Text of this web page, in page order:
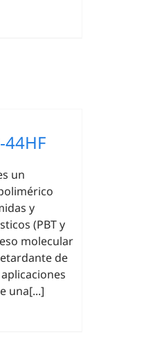
un
y
(PBT y
molecular
de
una[...]